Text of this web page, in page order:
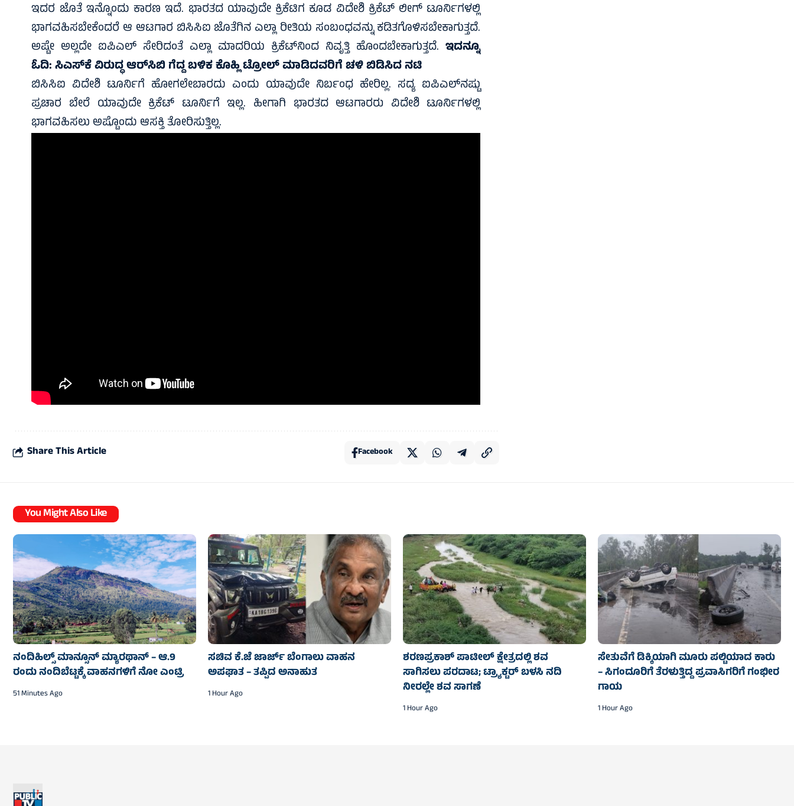
ಇದರ ಜೊತೆ ಇನ್ನೊಂದು ಕಾರಣ ಇದೆ. ಭಾರತದ ಯಾವುದೇ ಕ್ರಿಕೆಟಿಗ ಕೂಡ ವಿದೇಶಿ ಕ್ರಿಕೆಟ್ ಲೀಗ್ ಟೂರ್ನಿಗಳಲ್ಲಿ
ಭಾಗವಹಿಸಬೇಕೆಂದರೆ ಆ ಆಟಗಾರ ಬಿಸಿಸಿಐ ಜೊತೆಗಿನ ಎಲ್ಲಾ ರೀತಿಯ ಸಂಬಂಧವನ್ನು ಕಡಿತಗೊಳಿಸಬೇಕಾಗುತ್ತದೆ.
ಅಷ್ಟೇ ಅಲ್ಲದೇ ಐಪಿಎಲ್‌ ಸೇರಿದಂತೆ ಎಲ್ಲಾ ಮಾದರಿಯ ಕ್ರಿಕೆಟ್‍ನಿಂದ ನಿವೃತ್ತಿ ಹೊಂದಬೇಕಾಗುತ್ತದೆ.ಇದನ್ನೂ
ಓದಿ:ಸಿಎಸ್‌ಕೆ ವಿರುದ್ಧ ಆರ್‌ಸಿಬಿ ಗೆದ್ದ ಬಳಿಕ ಕೊಹ್ಲಿ ಟ್ರೋಲ್‌ ಮಾಡಿದವರಿಗೆ ಚಳಿ ಬಿಡಿಸಿದ ನಟಿ
ಬಿಸಿಸಿಐ ವಿದೇಶಿ ಟೂರ್ನಿಗೆ ಹೋಗಲೇಬಾರದು ಎಂದು ಯಾವುದೇ ನಿರ್ಬಂಧ ಹೇರಿಲ್ಲ. ಸದ್ಯ ಐಪಿಎಲ್‌ನಷ್ಟು
ಪ್ರಚಾರ ಬೇರೆ ಯಾವುದೇ ಕ್ರಿಕೆಟ್‌ ಟೂರ್ನಿಗೆ ಇಲ್ಲ. ಹೀಗಾಗಿ ಭಾರತದ ಆಟಗಾರರು ವಿದೇಶಿ ಟೂರ್ನಿಗಳಲ್ಲಿ
ಭಾಗವಹಿಸಲು ಅಷ್ಟೊಂದು ಆಸಕ್ತಿ ತೋರಿಸುತ್ತಿಲ್ಲ.
Share This Article Facebook
You Might Also Like
ನಂದಿಹಿಲ್ಸ್ ಮಾನ್ಸೂನ್ ಮ್ಯಾರಥಾನ್ – ಆ.9
ರಂದು ನಂದಿಬೆಟ್ಟಕ್ಕೆ ವಾಹನಗಳಿಗೆ ನೋ ಎಂಟ್ರಿ
51 Minutes Ago
ಸಚಿವ ಕೆ.ಜೆ ಜಾರ್ಜ್ ಬೆಂಗಾಲು ವಾಹನ
ಅಪಘಾತ – ತಪ್ಪಿದ ಅನಾಹುತ
1 Hour Ago
ಶರಣಪ್ರಕಾಶ್ ಪಾಟೀಲ್ ಕ್ಷೇತ್ರದಲ್ಲಿ ಶವ
ಸಾಗಿಸಲು ಪರದಾಟ; ಟ್ರ್ಯಾಕ್ಟರ್‌ ಬಳಸಿ ನದಿ
ನೀರಲ್ಲೇ ಶವ ಸಾಗಣೆ
1 Hour Ago
ಸೇತುವೆಗೆ ಡಿಕ್ಕಿಯಾಗಿ ಮೂರು ಪಲ್ಟಿಯಾದ ಕಾರು
– ಸಿಗಂದೂರಿಗೆ ತೆರಳುತ್ತಿದ್ದ ಪ್ರವಾಸಿಗರಿಗೆ ಗಂಭೀರ
ಗಾಯ
1 Hour Ago